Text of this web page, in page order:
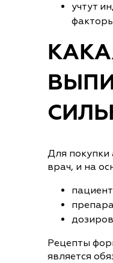
учтут
Для покупки
врач, и на
Рецепты
является